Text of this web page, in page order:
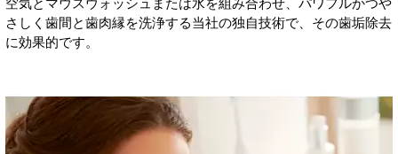
空気とマウスウォッシュまたは水を組み合わせ、パワフルかつや
さしく歯間と歯肉縁を洗浄する当社の独自技術で、その歯垢除去
に効果的です。